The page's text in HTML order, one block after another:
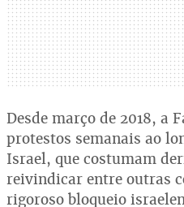
Desde março de 2018, a
protestos semanais ao
Israel, que costumam
reivindicar entre outras
rigoroso bloqueio